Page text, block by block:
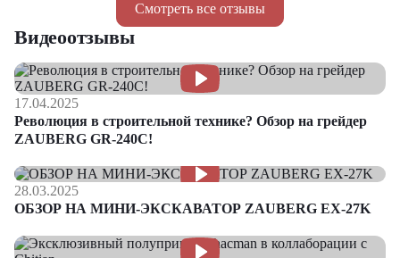
Смотреть все отзывы
Видеоотзывы
17.04.2025
Революция в строительной технике? Обзор на грейдер
ZAUBERG GR-240C!
28.03.2025
ОБЗОР НА МИНИ-ЭКСКАВАТОР ZAUBERG EX-27K